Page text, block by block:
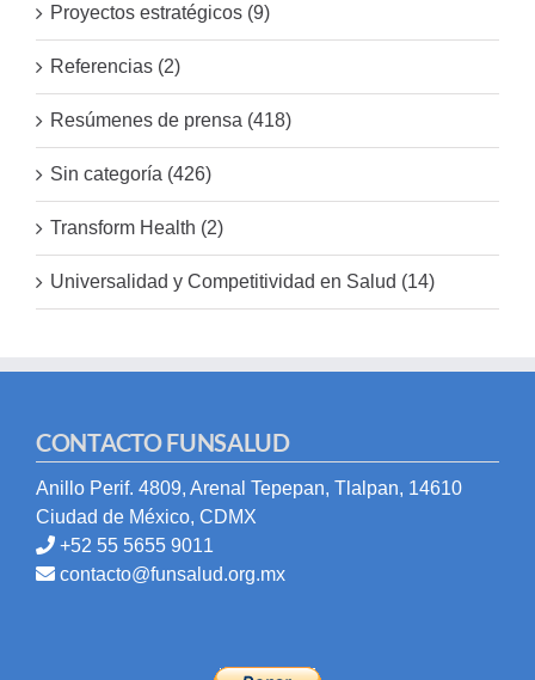
Proyectos estratégicos (9)
Referencias (2)
Resúmenes de prensa (418)
Sin categoría (426)
Transform Health (2)
Universalidad y Competitividad en Salud (14)
CONTACTO FUNSALUD
Anillo Perif. 4809, Arenal Tepepan, Tlalpan, 14610
Ciudad de México, CDMX
+52 55 5655 9011
contacto@funsalud.org.mx